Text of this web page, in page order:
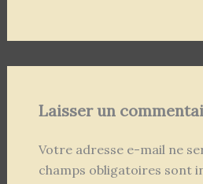
Laisser un
Votre adresse e-mail ne
champs obligatoires sont